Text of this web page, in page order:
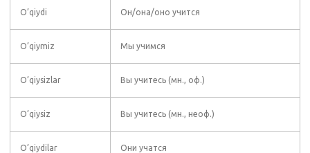
O’qiydi Он/она/оно учится
O’qiymiz Мы учимся
O’qiysizlar Вы учитесь (мн., оф.)
O’qiysiz Вы учитесь (мн., неоф.)
O’qiydilar Они учатся